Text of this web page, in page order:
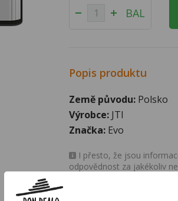
BAL
Popis produktu
Země původu: Polsko
Výrobce: JTI
Značka: Evo
I přesto, že jsou
odpovědnost za jakékoliv
zákona. Tyto informace
kopírovány bez